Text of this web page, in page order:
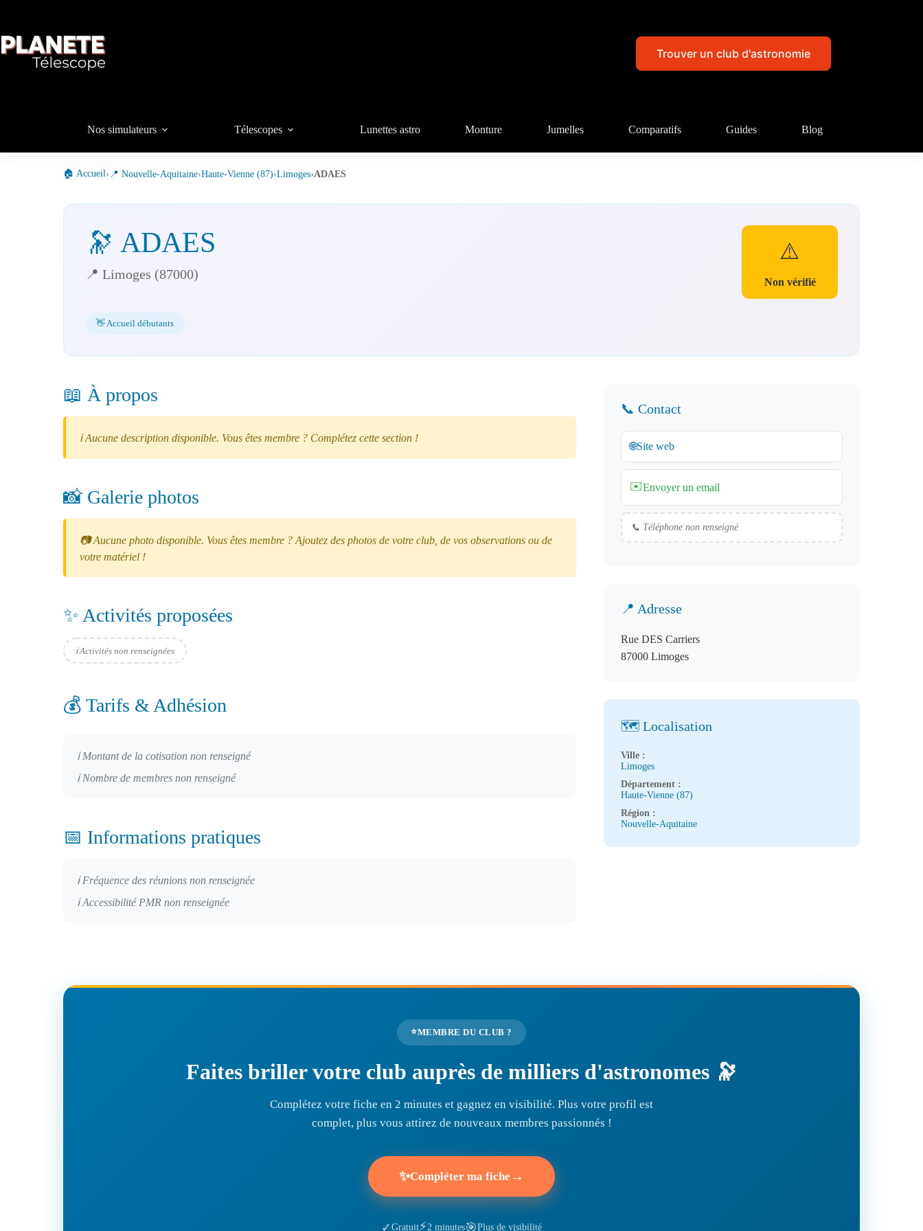
Trouver un club d'astronomie
Nos simulateurs Télescopes Lunettes astro Monture Jumelles Comparatifs Guides Blog
🏠 Accueil› 📍 Nouvelle-Aquitaine›Haute-Vienne (87)›Limoges›ADAES
🔭 ADAES
📍 Limoges (87000)
⚠️
Non vérifié
👋 Accueil débutants
📖 À propos
ℹ️ Aucune description disponible. Vous êtes membre ? Complétez cette section !
📸 Galerie photos
📷 Aucune photo disponible. Vous êtes membre ? Ajoutez des photos de votre club, de vos observations ou de
votre matériel !
✨ Activités proposées
ℹ️ Activités non renseignées
💰 Tarifs & Adhésion
ℹ️ Montant de la cotisation non renseigné
ℹ️ Nombre de membres non renseigné
📅 Informations pratiques
ℹ️ Fréquence des réunions non renseignée
ℹ️ Accessibilité PMR non renseignée
📞 Contact
🌐Site web
✉️Envoyer un email
📞 Téléphone non renseigné
📍 Adresse
Rue DES Carriers
87000 Limoges
🗺️ Localisation
Ville :
Limoges
Département :
Haute-Vienne (87)
Région :
Nouvelle-Aquitaine
⭐MEMBRE DU CLUB ?
Faites briller votre club auprès de milliers d'astronomes 🔭
Complétez votre fiche en 2 minutes et gagnez en visibilité. Plus votre profil est
complet, plus vous attirez de nouveaux membres passionnés !
✨Compléter ma fiche →
✓ Gratuit⚡2 minutes🎯Plus de visibilité